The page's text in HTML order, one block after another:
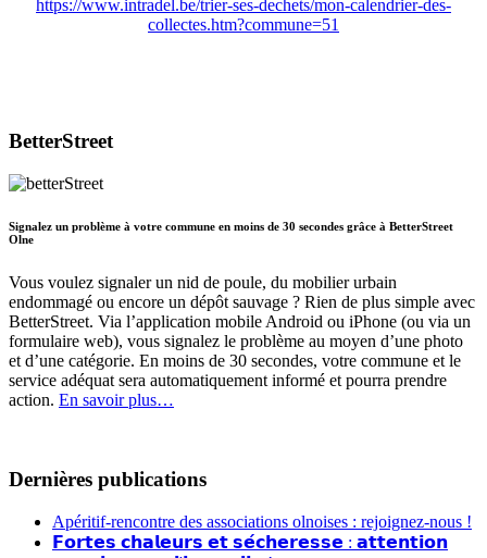
https://www.intradel.be/trier-ses-dechets/mon-calendrier-des-
collectes.htm?commune=51
BetterStreet
Signalez un problème à votre commune en moins de 30 secondes grâce à BetterStreet
Olne
Vous voulez signaler un nid de poule, du mobilier urbain
endommagé ou encore un dépôt sauvage ? Rien de plus simple avec
BetterStreet. Via l’application mobile Android ou iPhone (ou via un
formulaire web), vous signalez le problème au moyen d’une photo
et d’une catégorie. En moins de 30 secondes, votre commune et le
service adéquat sera automatiquement informé et pourra prendre
action. En savoir plus…
Dernières publications
Apéritif-rencontre des associations olnoises : rejoignez-nous !
𝗙𝗼𝗿𝘁𝗲𝘀 𝗰𝗵𝗮𝗹𝗲𝘂𝗿𝘀 𝗲𝘁 𝘀𝗲́𝗰𝗵𝗲𝗿𝗲𝘀𝘀𝗲 : 𝗮𝘁𝘁𝗲𝗻𝘁𝗶𝗼𝗻